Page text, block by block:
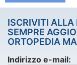
ISCRIVITI ALLA
SEMPRE
ORTOPEDIA
Indirizzo e-mail: